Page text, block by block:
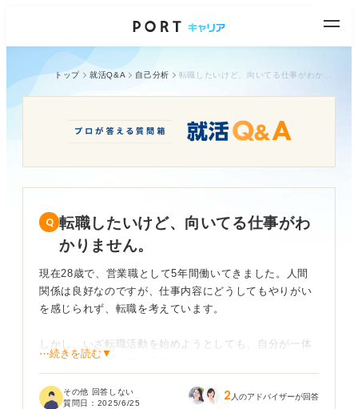
トップ 就活Q&A 自己分析
転職したいけど、向いてる仕事がわ
かりません。
現在28歳で、営業職として5年間働いてきました。人間
関係は良好なのですが、仕事内容にどうしてもやりがい
を感じられず、転職を考えています。
しかし、いざ転職活動を始めようとしても、自分が一体
どんな仕事に向いているのかまったくわかりません。こ
めたことも思い当たらず、途方に暮れています。
⋯続きを読む▼
その他 回答しない
質問日： 2025/6/25 2 人のアドバイザーが回答